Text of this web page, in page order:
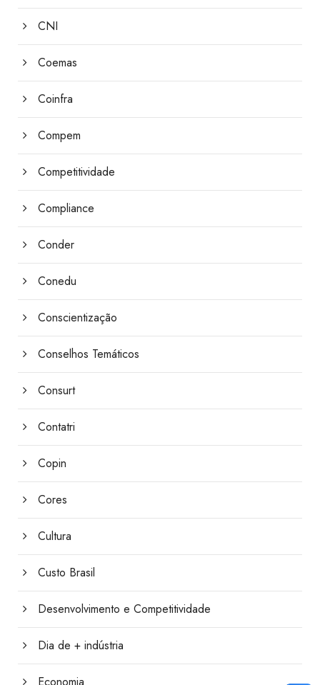
CNI
Coemas
Coinfra
Compem
Competitividade
Compliance
Conder
Conedu
Conscientização
Conselhos Temáticos
Consurt
Contatri
Copin
Cores
Cultura
Custo Brasil
Desenvolvimento e Competitividade
Dia de + indústria